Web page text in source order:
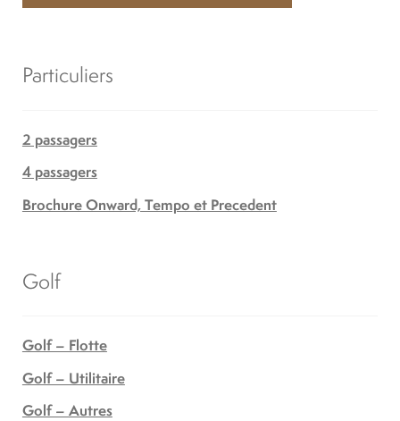
Particuliers
2 passagers
4 passagers
Brochure Onward, Tempo et Precedent
Golf
Golf – Flotte
Golf – Utilitaire
Golf – Autres